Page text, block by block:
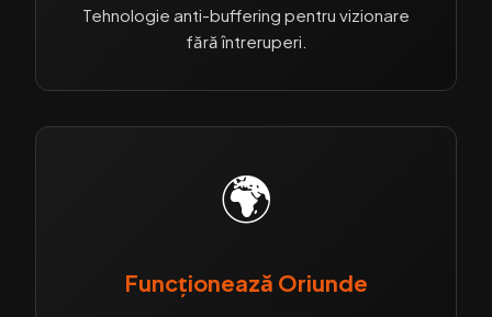
Tehnologie anti-buffering pentru vizionare
fără întreruperi.
🌍
Funcționează Oriunde